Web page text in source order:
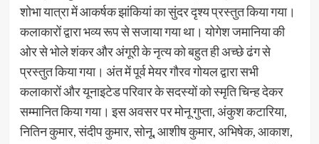
शोभा यात्रा में आकर्षक झांकियां का सुंदर दृश्य प्रस्तुत किया गया।
कलाकारों द्वारा भव्य रूप से सजाया गया था। योगेश जमानिया की
ओर से भोले शंकर और अंगूरी के नृत्य को बहुत ही अच्छे ढंग से
प्रस्तुत किया गया। अंत में पूर्व मेयर गौरव गोयल द्वारा सभी
कलाकारों और यूनाइटेड परिवार के सदस्यों को स्मृति चिन्ह देकर
सम्मानित किया गया। इस अवसर पर मोनू गुप्ता, अंकुश कटारिया,
नितिन कुमार, संदीप कुमार, सोनू, आशीष कुमार, अभिषेक, आकाश,